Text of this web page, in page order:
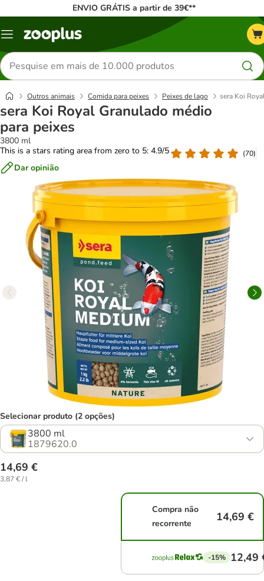
ENVIO GRÁTIS a partir de 39€**
Menu
Pesquisar
produtos
Outros animais Comida para peixes Peixes de lago sera Koi
sera Koi Royal Granulado médio
para peixes
3800 ml
This is a stars rating area from zero to 5: 4.9/5
(70)
Dar opinião
Selecionar produto (2 opções)
3800 ml
1879620.0
14,69 €
3,87 € / l
Compra não
recorrente
14,69 €
-15% 12,49